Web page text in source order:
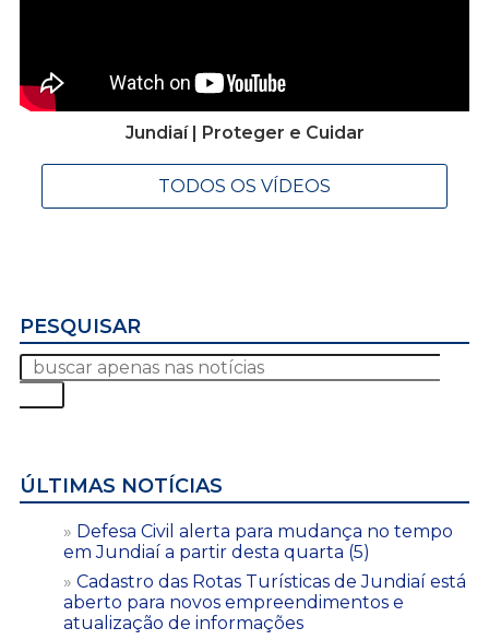
Jundiaí | Proteger e Cuidar
TODOS OS VÍDEOS
PESQUISAR
ÚLTIMAS NOTÍCIAS
Defesa Civil alerta para mudança no tempo
em Jundiaí a partir desta quarta (5)
Cadastro das Rotas Turísticas de Jundiaí está
aberto para novos empreendimentos e
atualização de informações